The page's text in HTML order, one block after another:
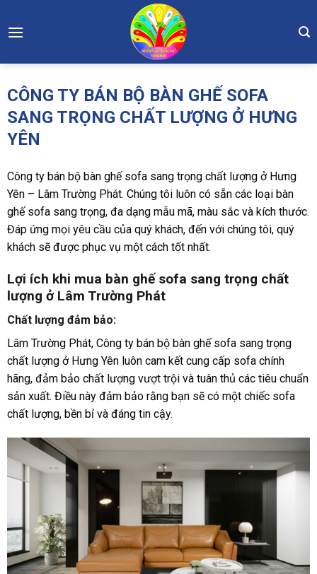
to
CÔNG TY BÁN BỘ BÀN GHẾ SOFA
SANG TRỌNG CHẤT LƯỢNG Ở HƯNG
YÊN
Công ty bán bộ bàn ghế sofa sang trọng chất lượng ở Hưng
Yên – Lâm Trường Phát. Chúng tôi luôn có sẵn các loại bàn
ghế sofa sang trọng, đa dạng mẫu mã, màu sắc và kích thước.
Đáp ứng mọi yêu cầu của quý khách, đến với chúng tôi, quý
khách sẽ được phục vụ một cách tốt nhất.
Lợi ích khi mua bàn ghế sofa sang trọng chất
lượng ở Lâm Trường Phát
Chất lượng đảm bảo:
Lâm Trường Phát, Công ty bán bộ bàn ghế sofa sang trọng
chất lượng ở Hưng Yên luôn cam kết cung cấp sofa chính
hãng, đảm bảo chất lượng vượt trội và tuân thủ các tiêu chuẩn
sản xuất. Điều này đảm bảo rằng bạn sẽ có một chiếc sofa
chất lượng, bền bỉ và đáng tin cậy.